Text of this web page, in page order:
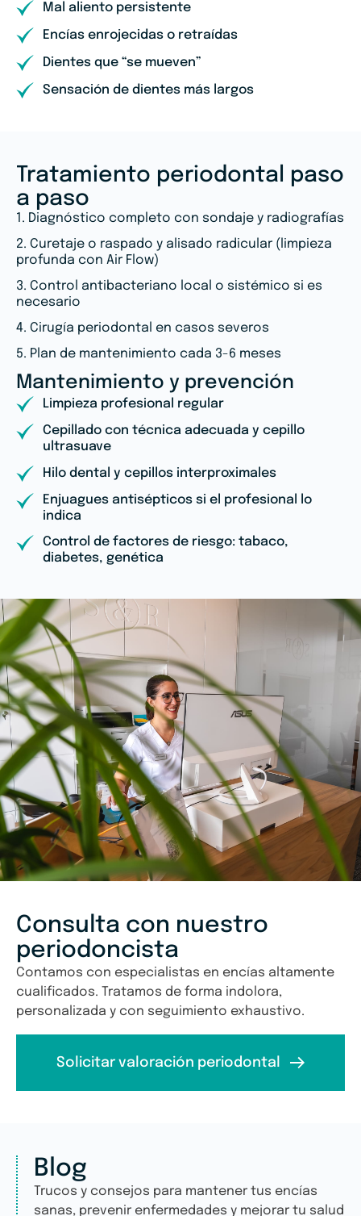
Mal aliento persistente
Encías enrojecidas o retraídas
Dientes que “se mueven”
Sensación de dientes más largos
Tratamiento periodontal paso
a paso
1. Diagnóstico completo con sondaje y radiografías
2. Curetaje o raspado y alisado radicular (limpieza
profunda con Air Flow)
3. Control antibacteriano local o sistémico si es
necesario
4. Cirugía periodontal en casos severos
5. Plan de mantenimiento cada 3-6 meses
Mantenimiento y prevención
Limpieza profesional regular
Cepillado con técnica adecuada y cepillo
ultrasuave
Hilo dental y cepillos interproximales
Enjuagues antisépticos si el profesional lo
indica
Control de factores de riesgo: tabaco,
diabetes, genética
Consulta con nuestro
periodoncista
Contamos con especialistas en encías altamente
cualificados. Tratamos de forma indolora,
personalizada y con seguimiento exhaustivo.
Solicitar valoración periodontal
Blog
Trucos y consejos para mantener tus encías
sanas, prevenir enfermedades y mejorar tu salud